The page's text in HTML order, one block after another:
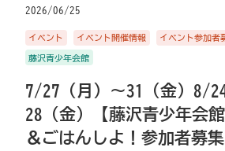
2026/06/25
イベント イベント開催情報 イベント参加者
藤沢青少年会館
7/27（月）～31（金）8/
28（金）【藤沢青少年会
＆ごはんしよ！参加者募